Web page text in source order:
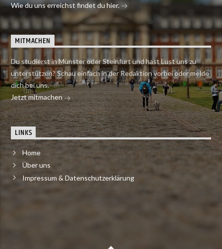
Wie du uns erreichst findet du hier.
MITMACHEN
Du studierst in Münster oder Steinfurt und hast Lust uns zu
unterstützen? Schau einfach in der Redaktion vorbei oder melde
dich bei uns.
Jetzt mitmachen
LINKS
Home
Über uns
Impressum & Datenschutzerklärung